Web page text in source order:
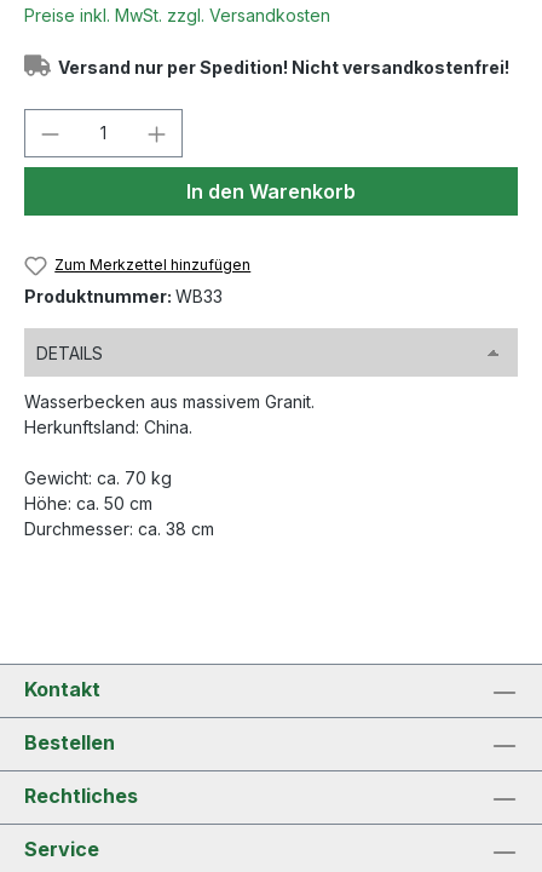
Preise inkl. MwSt. zzgl. Versandkosten
Versand nur per Spedition! Nicht versandkostenfrei!
Produkt Anzahl: Gib den
In den Warenkorb
Zum Merkzettel hinzufügen
Produktnummer: WB33
DETAILS
Wasserbecken aus massivem Granit.
Herkunftsland: China.
Gewicht: ca. 70 kg
Höhe: ca. 50 cm
Durchmesser: ca. 38 cm
Kontakt
Bestellen
Rechtliches
Service